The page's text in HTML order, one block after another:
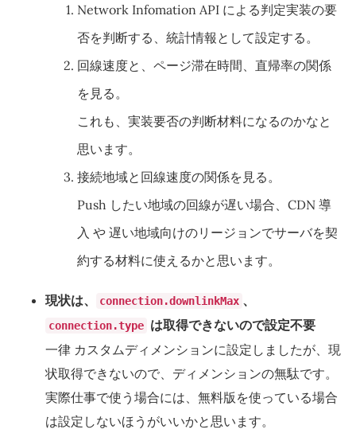
Network Infomation API による判定実装の要
否を判断する、統計情報として設定する。
回線速度と、ページ滞在時間、直帰率の関係
を見る。
これも、実装要否の判断材料になるのかなと
思います。
接続地域と回線速度の関係を見る。
Push したい地域の回線が遅い場合、CDN 導
入 や 遅い地域向けのリージョンでサーバを契
約する材料に使えるかと思います。
現状は、 connection.downlinkMax 、
connection.type は取得できないので設定不要
一律 カスタムディメンションに設定しましたが、現
状取得できないので、ディメンションの無駄です。
実際仕事で使う場合には、無料版を使っている場合
は設定しないほうがいいかと思います。